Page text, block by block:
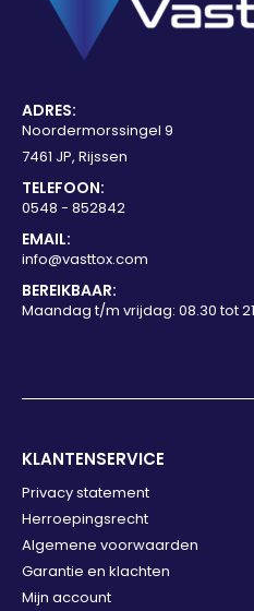
ADRES:
Noordermorssingel 9
7461 JP, Rijssen
TELEFOON:
0548 - 852842
EMAIL:
info@vasttox.com
BEREIKBAAR:
Maandag t/m vrijdag: 08.30 tot
KLANTENSERVICE
Privacy statement
Herroepingsrecht
Algemene voorwaarden
Garantie en klachten
Mijn account